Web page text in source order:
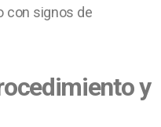
con signos de
y